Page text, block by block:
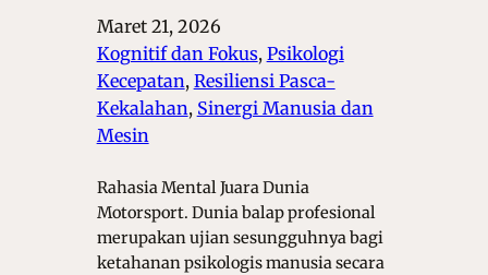
Maret 21, 2026
Kognitif dan Fokus, Psikologi
Kecepatan, Resiliensi Pasca-
Kekalahan, Sinergi Manusia dan
Mesin
Rahasia Mental Juara Dunia
Motorsport. Dunia balap profesional
merupakan ujian sesungguhnya bagi
ketahanan psikologis manusia secara